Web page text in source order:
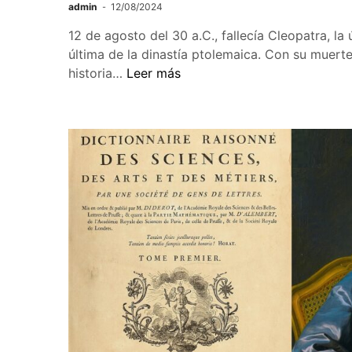
admin 12/08/2024
12 de agosto del 30 a.C., fallecía Cleopatra, la
última de la dinastía ptolemaica. Con su
historia… Cleopatra,
reina
del
antiguo
Egipto
Leer más